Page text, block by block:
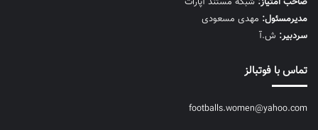
مديرمسئول: مهدی مسعودی
سردبیر: ش.آ
تماس با فوتبالز
footballs.women@yahoo.com